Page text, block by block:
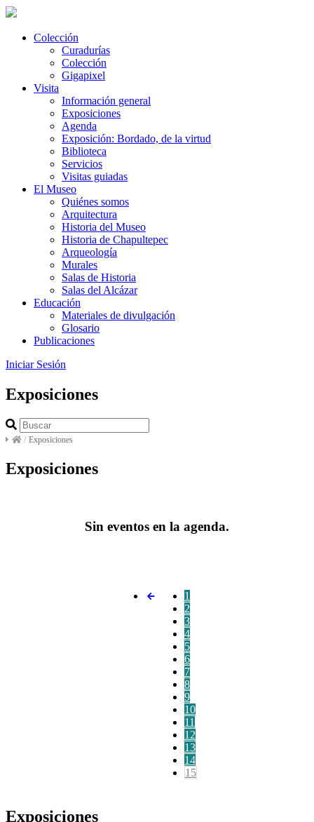
Colección
Curadurías
Colección
Gigapixel
Visita
Información general
Exposiciones
Agenda
Exposición: Bordado, de la virtud
Biblioteca
Servicios
Visitas guiadas
El Museo
Quiénes somos
Arquitectura
Historia del Museo
Historia de Chapultepec
Arqueología
Murales
Salas de Historia
Salas del Alcázar
Educación
Materiales de divulgación
Glosario
Publicaciones
Iniciar Sesión
Exposiciones
/ Exposiciones
Exposiciones
Sin eventos en la agenda.
1
2
3
4
5
6
7
8
9
10
11
12
13
14
15
Exposiciones